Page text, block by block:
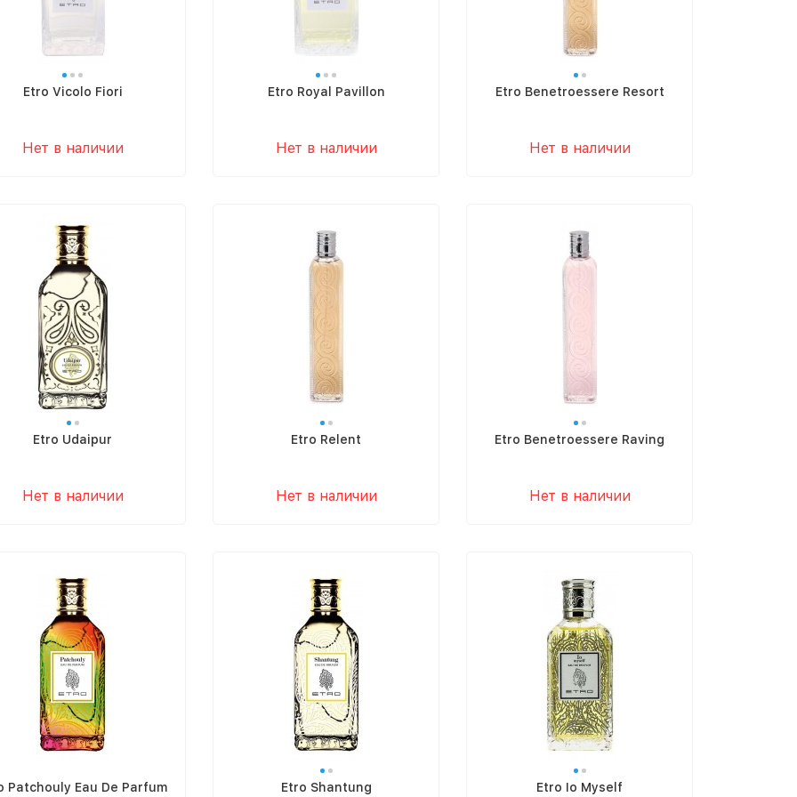
Etro Vicolo Fiori
Нет в наличии
Etro Royal Pavillon
Нет в наличии
Etro Benetroessere Resort
Нет в наличии
Etro Udaipur
Нет в наличии
Etro Relent
Нет в наличии
Etro Benetroessere Raving
Нет в наличии
Patchouly Eau De Parfum Etro Shantung Etro Io Myself